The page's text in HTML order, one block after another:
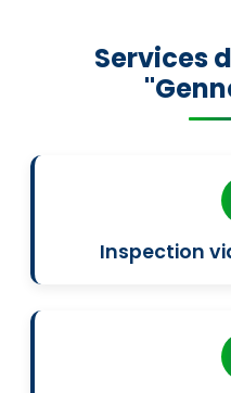
Services
Inspection